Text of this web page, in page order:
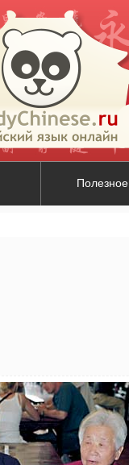
Полезное